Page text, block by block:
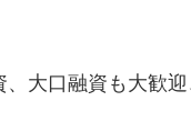
大口融資も大歓